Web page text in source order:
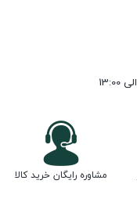
مشاوره رایگان خرید کالا